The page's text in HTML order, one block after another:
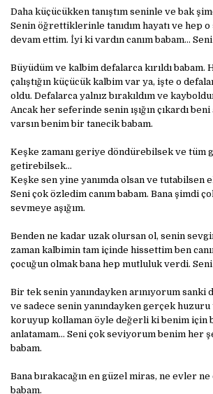
Daha küçücükken tanıştım seninle ve bak
Senin öğrettiklerinle tanıdım hayatı ve hep
devam ettim. İyi ki vardın canım babam…
Büyüdüm ve kalbim defalarca kırıldı babam.
çalıştığın küçücük kalbim var ya, işte o
oldu. Defalarca yalnız bırakıldım ve
Ancak her seferinde senin ışığın çıkardı
varsın benim bir tanecik babam.
Keşke zamanı geriye döndürebilsek ve tüm
getirebilsek…
Keşke sen yine yanımda olsan ve tutabilsen
Seni çok özledim canım babam. Bana şimdi
sevmeye aşığım.
Benden ne kadar uzak olursan ol, senin
zaman kalbimin tam içinde hissettim ben
çocuğun olmak bana hep mutluluk verdi.
Bir tek senin yanındayken arınıyorum sanki
ve sadece senin yanındayken gerçek huzuru
koruyup kollaman öyle değerli ki benim için
anlatamam… Seni çok seviyorum benim her
babam.
Bana bırakacağın en güzel miras, ne evler
babam.